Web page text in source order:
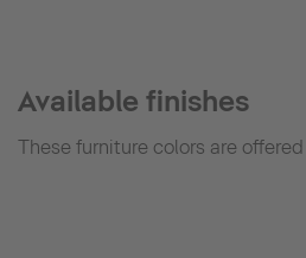
Available finishes
These furniture colors are offered